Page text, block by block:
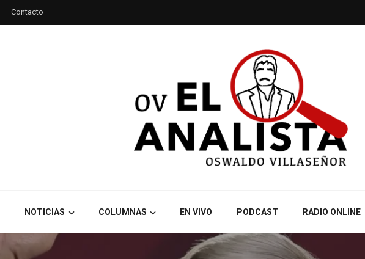
Contacto
NOTICIAS COLUMNAS EN VIVO PODCAST RADIO ONLINE